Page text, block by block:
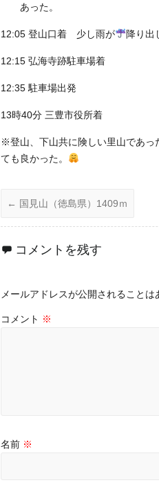
あった。
12:05 登山口着 少し雨が 降り出
12:15 弘海寺跡駐車場着
12:35 駐車場出発
13時40分 三豊市役所着
※登山、下山共に険しい里山であっ
ても良かった。
← 国見山（徳島県）1409ｍ
コメントを残す
メールアドレスが公開されることは
コメント ※
名前 ※